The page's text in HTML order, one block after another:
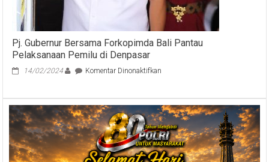
Working
from
Bali,
Why
Not?’
Pj. Gubernur Bersama Forkopimda Bali Pantau
Pelaksanaan Pemilu di Denpasar
14/02/2024 Komentar Dinonaktifkan
Forkopimda
Bali
Pantau
Pelaksanaan
Pemilu